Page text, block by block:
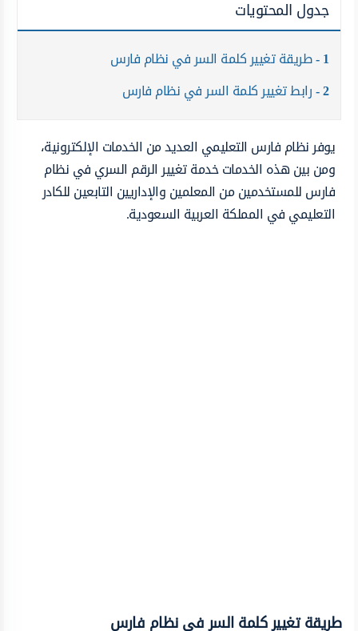
جدول المحتويات
1 طريقة تغيير كلمة السر في نظام فارس
2 رابط تغيير كلمة السر في نظام فارس
يوفر نظام فارس التعليمي العديد من الخدمات الإلكترونية،
ومن بين هذه الخدمات خدمة تغيير الرقم السري في نظام
فارس للمستخدمين من المعلمين والإداريين التابعين للكادر
التعليمي في المملكة العربية السعودية.
طريقة تغيير كلمة السر في نظام فارس